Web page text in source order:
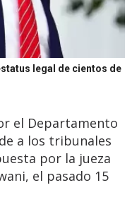
legal de cientos de
el Departamento
a los tribunales
por la jueza
el pasado 15